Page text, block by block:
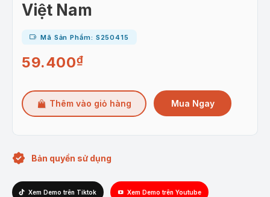
Việt Nam
Mã Sản Phẩm: S250415
59.400₫
Thêm vào giỏ hàng Mua Ngay
Bản quyền sử dụng
Xem Demo trên Tiktok Xem Demo trên Youtube